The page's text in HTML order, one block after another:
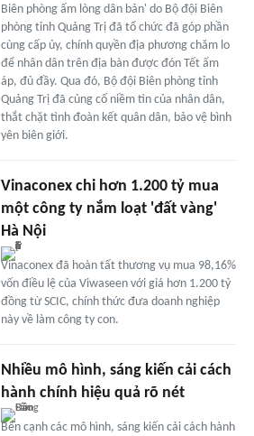
Biên phòng ấm lòng dân bản' do Bộ đội Biên
phòng tỉnh Quảng Trị đã tổ chức đã góp phần
cùng cấp ủy, chính quyền địa phương chăm lo
để nhân dân trên địa bàn được đón Tết ấm
áp, đủ đầy. Qua đó, Bộ đội Biên phòng tỉnh
Quảng Trị đã củng cố niềm tin của nhân dân,
thắt chặt tình đoàn kết quân dân, bảo vệ bình
yên biên giới.
Vinaconex chi hơn 1.200 tỷ mua
một công ty nắm loạt 'đất vàng'
Hà Nội
Vinaconex đã hoàn tất thương vụ mua 98,16%
vốn điều lệ của Viwaseen với giá hơn 1.200 tỷ
đồng từ SCIC, chính thức đưa doanh nghiệp
này về làm công ty con.
Nhiều mô hình, sáng kiến cải cách
hành chính hiệu quả rõ nét
Bên cạnh các mô hình, sáng kiến cải cách hành